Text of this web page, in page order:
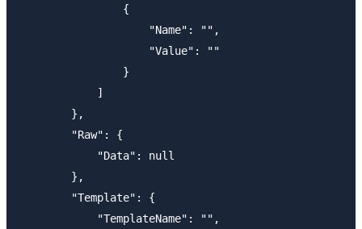
                {
                    "Name": "",
                    "Value": ""
                }
            ]
        },
        "Raw": {
            "Data": null
        },
        "Template": {
            "TemplateName": "",